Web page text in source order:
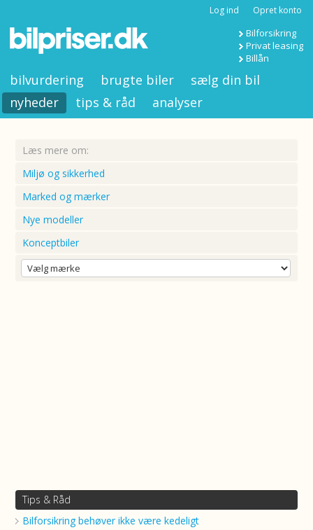
Log ind Opret konto
Bilforsikring
Privat leasing
Billån
bilvurdering brugte biler
sælg din bil
nyheder
tips & råd analyser
Læs mere om:
Miljø og sikkerhed
Marked og mærker
Nye modeller
Konceptbiler
Tips & Råd
Bilforsikring behøver ikke være kedeligt